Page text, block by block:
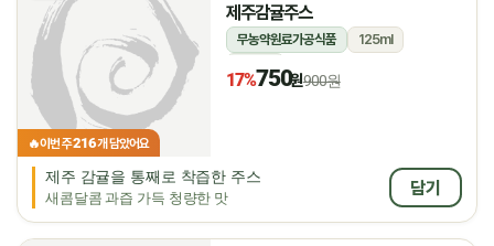
🔥이번 주216개 담았어요
제주감귤주스
무농약원료가공식품
125ml
상온
17%750원900원
제주 감귤을 통째로 착즙한 주스
새콤달콤 과즙 가득 청량한 맛
담기